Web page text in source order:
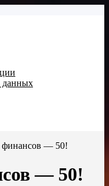
данных
финансов — 50!
— 50!